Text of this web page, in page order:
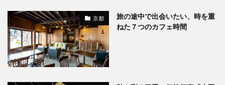
京都
旅の途中で出会いたい、時を重
ねた７つのカフェ時間